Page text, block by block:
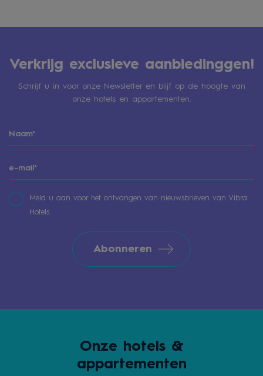
Verkrijg exclusieve aanbiedinggen!
Schrijf u in voor onze Newsletter en blijf op de hoogte van
onze hotels en appartementen.
Meld u aan voor het ontvangen van nieuwsbrieven van Vibra
Hotels.
Abonneren
Onze hotels &
appartementen